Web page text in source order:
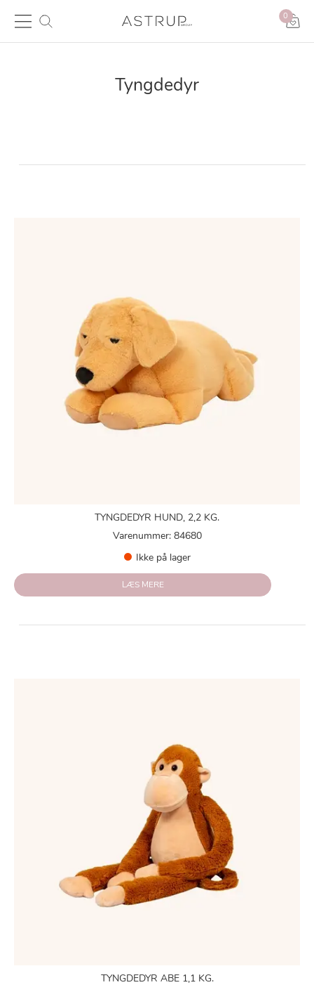
0
Tyngdedyr
TYNGDEDYR HUND, 2,2 KG.
Varenummer: 84680
Ikke på lager
LÆS MERE
TYNGDEDYR ABE 1,1 KG.